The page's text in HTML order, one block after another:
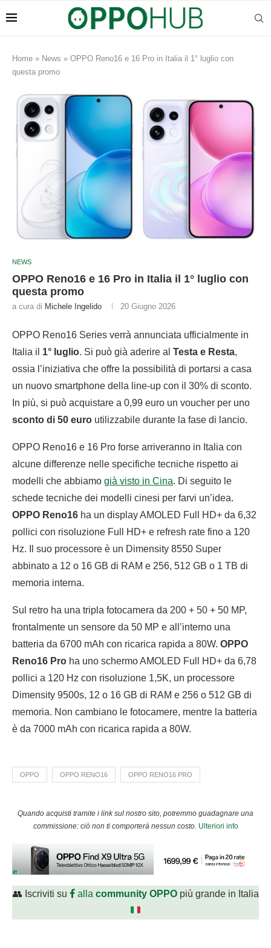
Home » News » OPPO Reno16 e 16 Pro in Italia il 1° luglio con
questa promo
NEWS
OPPO Reno16 e 16 Pro in Italia il 1° luglio con
questa promo
a cura di Michele Ingelido 20 Giugno 2026
OPPO Reno16 Series verrà annunciata ufficialmente in
Italia il 1° luglio. Si può già aderire al Testa e Resta,
ossia l’iniziativa che offre la possibilità di portarsi a casa
un nuovo smartphone della line-up con il 30% di sconto.
In più, si può acquistare a 0,99 euro un voucher per uno
sconto di 50 euro utilizzabile durante la fase di lancio.
OPPO Reno16 e 16 Pro forse arriveranno in Italia con
alcune differenze nelle specifiche tecniche rispetto ai
modelli che abbiamo già visto in Cina. Di seguito le
schede tecniche dei modelli cinesi per farvi un’idea.
OPPO Reno16 ha un display AMOLED Full HD+ da 6,32
pollici con risoluzione Full HD+ e refresh rate fino a 120
Hz. Il suo processore è un Dimensity 8550 Super
abbinato a 12 o 16 GB di RAM e 256, 512 GB o 1 TB di
memoria interna.
Sul retro ha una tripla fotocamera da 200 + 50 + 50 MP,
frontalmente un sensore da 50 MP e all’interno una
batteria da 6700 mAh con ricarica rapida a 80W. OPPO
Reno16 Pro ha uno schermo AMOLED Full HD+ da 6,78
pollici a 120 Hz con risoluzione 1,5K, un processore
Dimensity 9500s, 12 o 16 GB di RAM e 256 o 512 GB di
memoria. Non cambiano le fotocamere, mentre la batteria
è da 7000 mAh con ricarica rapida a 80W.
OPPO OPPO RENO16 OPPO RENO16 PRO
Quando acquisti tramite i link sul nostro sito, potremmo guadagnare una
commissione: ciò non ti comporterà nessun costo. Ulteriori info
👥 Iscriviti su alla community OPPOpiù grande in Italia